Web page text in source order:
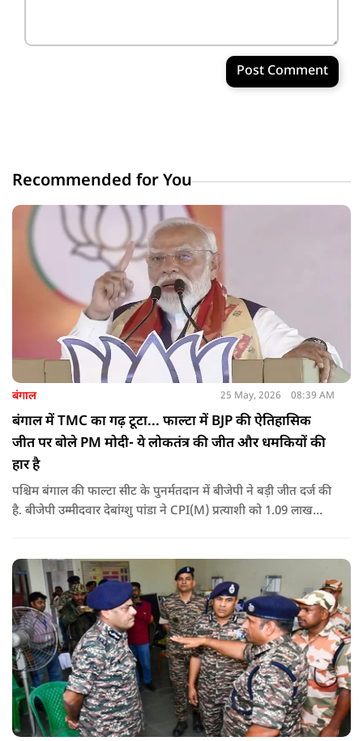
Post Comment
Recommended for You
बंगाल 25 May, 2026 08:39 AM
बंगाल में TMC का गढ़ टूटा... फाल्टा में BJP की ऐतिहासिक
जीत पर बोले PM मोदी- ये लोकतंत्र की जीत और धमकियों की
हार है
पश्चिम बंगाल की फाल्टा सीट के पुनर्मतदान में बीजेपी ने बड़ी जीत दर्ज की
है. बीजेपी उम्मीदवार देबांग्शु पांडा ने CPI(M) प्रत्याशी को 1.09 लाख